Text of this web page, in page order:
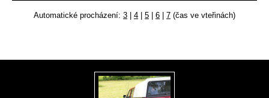
Automatické procházení: 3 4 5 6 7 (čas ve vteřinách)